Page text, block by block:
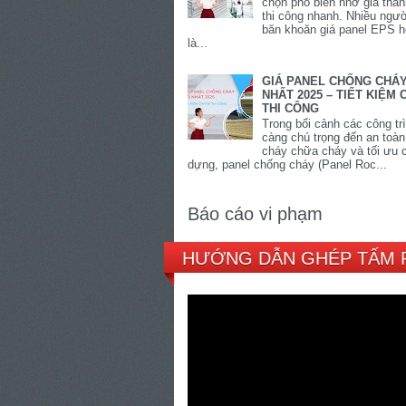
thi công nhanh. Nhiều
băn khoăn giá panel EPS
là...
GIÁ PANEL CHỐNG
NHẤT 2025 – TIẾT KIỆM
THI CÔNG
Trong bối cảnh các công
càng chú trọng đến an
cháy chữa cháy và tối ưu
dựng, panel chống cháy (Panel Roc...
Báo cáo vi phạm
HƯỚNG DẪN GHÉP TẤM